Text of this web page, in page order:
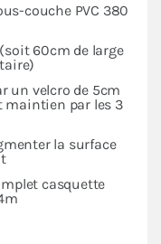
couche PVC 380
60cm de large
un velcro de 5cm
maintien par les 3
la surface
casquette